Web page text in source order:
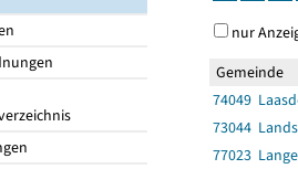
nur
Gemeinde
74049
73044
77023